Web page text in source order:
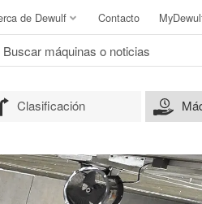
de Dewulf Contacto
Clasificación